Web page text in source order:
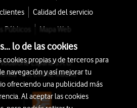
Calidad del servicio
Públicos
Mapa Web
España S.A.U.
115, 28042 Madrid
lo de las cookies
cookies propias y de terceros para
navegación y así mejorar tu
ofreciendo una publicidad más
Al aceptar las cookies